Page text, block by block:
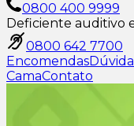
0800 400 9999
Deficiente auditivo
0800 642 7700
Encomendas
CamaContato